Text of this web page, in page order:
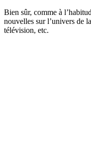
Bien sûr, comme à
nouvelles sur l’univers de la
télévision, etc.